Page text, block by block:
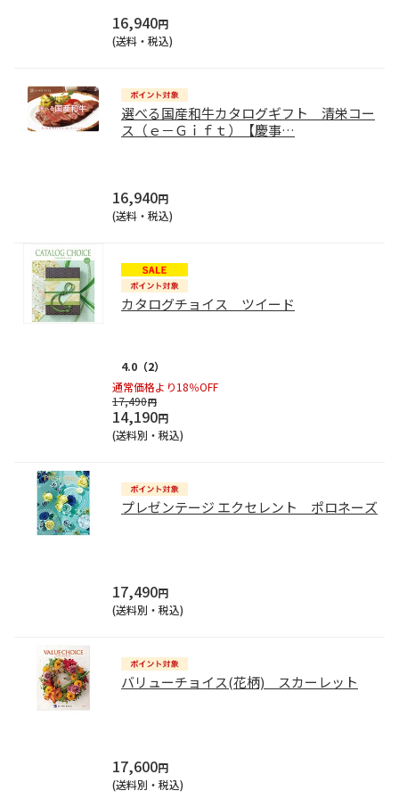
16,940円
(送料・税込)
選べる国産和牛カタログギフト 清栄コー
ス（ｅ－Ｇｉｆｔ）【慶事…
16,940円
(送料・税込)
カタログチョイス ツイード
4.0 （2）
通常価格より18％OFF
17,490円
14,190円
(送料別・税込)
プレゼンテージ エクセレント ポロネーズ
17,490円
(送料別・税込)
バリューチョイス(花柄) スカーレット
17,600円
(送料別・税込)